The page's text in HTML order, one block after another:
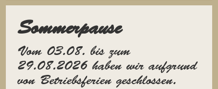
Sommerpause
Vom 03.08. bis zum
29.08.2026 haben wir aufgrund
von Betriebsferien geschlossen.